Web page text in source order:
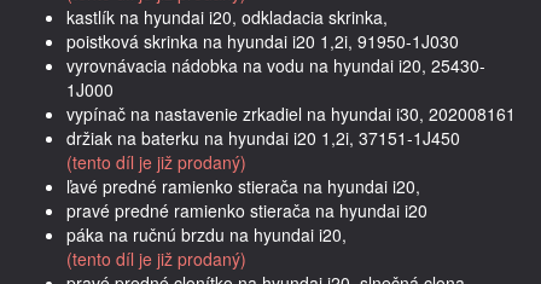
kastlík na hyundai i20, odkladacia skrinka,
poistková skrinka na hyundai i20 1,2i, 91950-1J030
vyrovnávacia nádobka na vodu na hyundai i20, 25430-
1J000
vypínač na nastavenie zrkadiel na hyundai i30, 202008161
držiak na baterku na hyundai i20 1,2i, 37151-1J450
(tento díl je již prodaný)
ľavé predné ramienko stierača na hyundai i20,
pravé predné ramienko stierača na hyundai i20
páka na ručnú brzdu na hyundai i20,
(tento díl je již prodaný)